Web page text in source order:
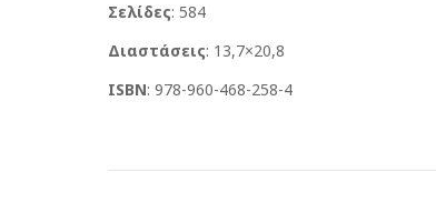
Σελίδες: 584
Διαστάσεις: 13,7×20,8
ISBN: 978-960-468-258-4